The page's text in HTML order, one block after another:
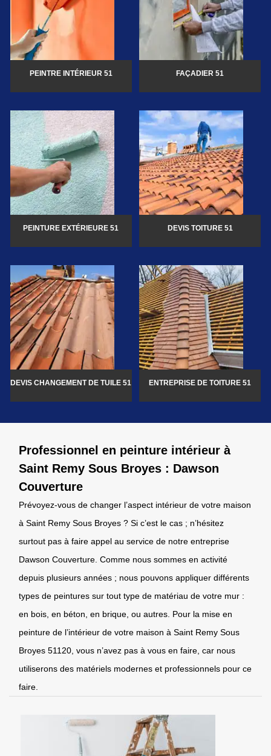
PEINTRE INTÉRIEUR 51 FAÇADIER 51
PEINTURE EXTÉRIEURE 51 DEVIS TOITURE 51
DEVIS CHANGEMENT DE TUILE 51 ENTREPRISE DE TOITURE 51
Professionnel en peinture intérieur à
Saint Remy Sous Broyes : Dawson
Couverture
Prévoyez-vous de changer l’aspect intérieur de votre maison
à Saint Remy Sous Broyes ? Si c’est le cas ; n’hésitez
surtout pas à faire appel au service de notre entreprise
Dawson Couverture. Comme nous sommes en activité
depuis plusieurs années ; nous pouvons appliquer différents
types de peintures sur tout type de matériau de votre mur :
en bois, en béton, en brique, ou autres. Pour la mise en
peinture de l’intérieur de votre maison à Saint Remy Sous
Broyes 51120, vous n’avez pas à vous en faire, car nous
utiliserons des matériels modernes et professionnels pour ce
faire.